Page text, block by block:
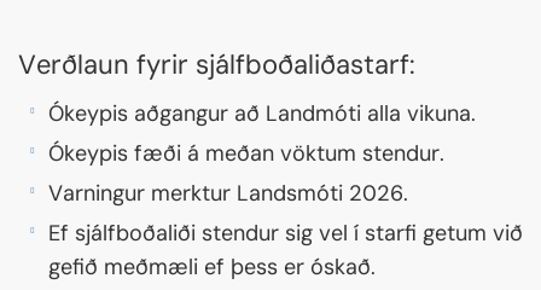
Verðlaun fyrir sjálfboðaliðastarf:
Ókeypis aðgangur að Landmóti alla vikuna.
Ókeypis fæði á meðan vöktum stendur.
Varningur merktur Landsmóti 2026.
Ef sjálfboðaliði stendur sig vel í starfi getum við
gefið meðmæli ef þess er óskað.